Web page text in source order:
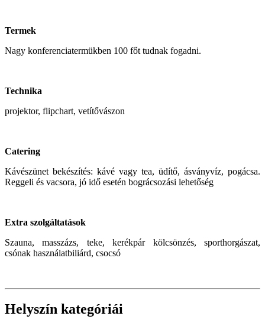
Termek
Nagy konferenciatermükben 100 főt tudnak fogadni.
Technika
projektor, flipchart, vetítővászon
Catering
Kávészünet bekészítés: kávé vagy tea, üdítő, ásványvíz, pogácsa.
Reggeli és vacsora, jó idő esetén bográcsozási lehetőség
Extra szolgáltatások
Szauna, masszázs, teke, kerékpár kölcsönzés, sporthorgászat,
csónak használatbiliárd, csocsó
Helyszín kategóriái